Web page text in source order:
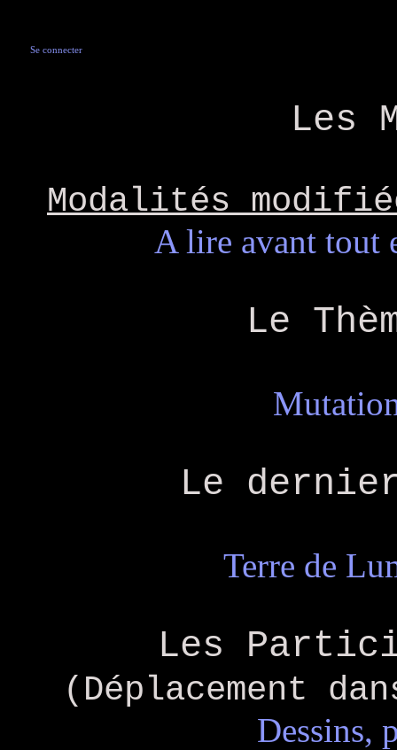
Se connecter
Les
Modalités
A lire avant tout
Le
Le
Terre de
Les
(Déplacement
Dessins,